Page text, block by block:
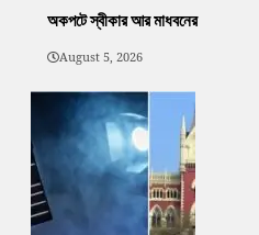
অকপটে স্বীকার আর মাধবনের
August 5, 2026